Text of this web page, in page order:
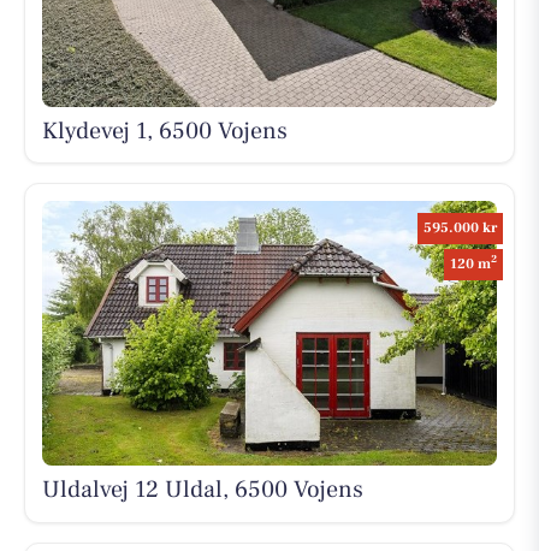
Klydevej 1, 6500 Vojens
595.000 kr
120 m2
Uldalvej 12 Uldal, 6500 Vojens